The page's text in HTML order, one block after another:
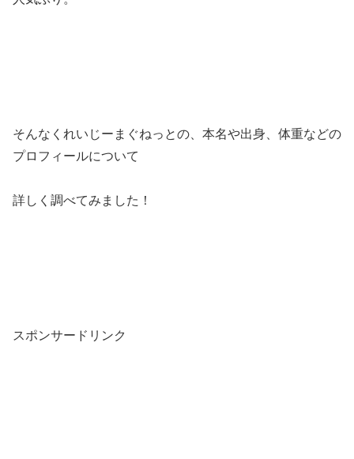
そんなくれいじーまぐねっとの、本名や出身、体重などの
プロフィールについて
詳しく調べてみました！
スポンサードリンク